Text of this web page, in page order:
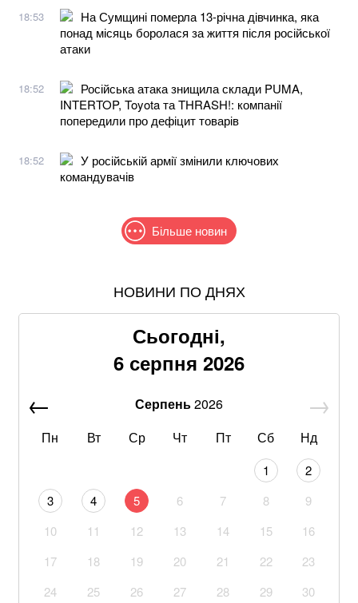
18:53
На Сумщині померла 13-річна дівчинка, яка
понад місяць боролася за життя після російської
атаки
18:52
Російська атака знищила склади PUMA,
INTERTOP, Toyota та THRASH!: компанії
попередили про дефіцит товарів
18:52
У російській армії змінили ключових
командувачів
Більше новин
Пенсія у серпні 2026-го: кому доплатять понад 519
Знищені печі, склади та роки роботи: що
залишилося після удару по "Епіцентру"
Без води не вижити: Шмигаль розкрив, куди планує
З 28 ракет – жодної збитої: Повітряні сили ЗСУ
На Дунаї через спеку вода “віддала” німецькі
кораблі часів Другої світової (ФОТО, ВІДЕО)
19-річний хлопець із Херсонщини, який є в реєстрі
зниклих «дітей війни», знайшовся в російській армії
НОВИНИ ПО ДНЯХ
Сьогодні,
6 серпня 2026
Серпень2026
Пн
Вт Ср Чт Пт Сб Нд
1
2
3
4 5 6 7 8
9
10
11 12 13 14 15
16
17
18 19 20 21 22
23
24
25 26 27 28 29
30